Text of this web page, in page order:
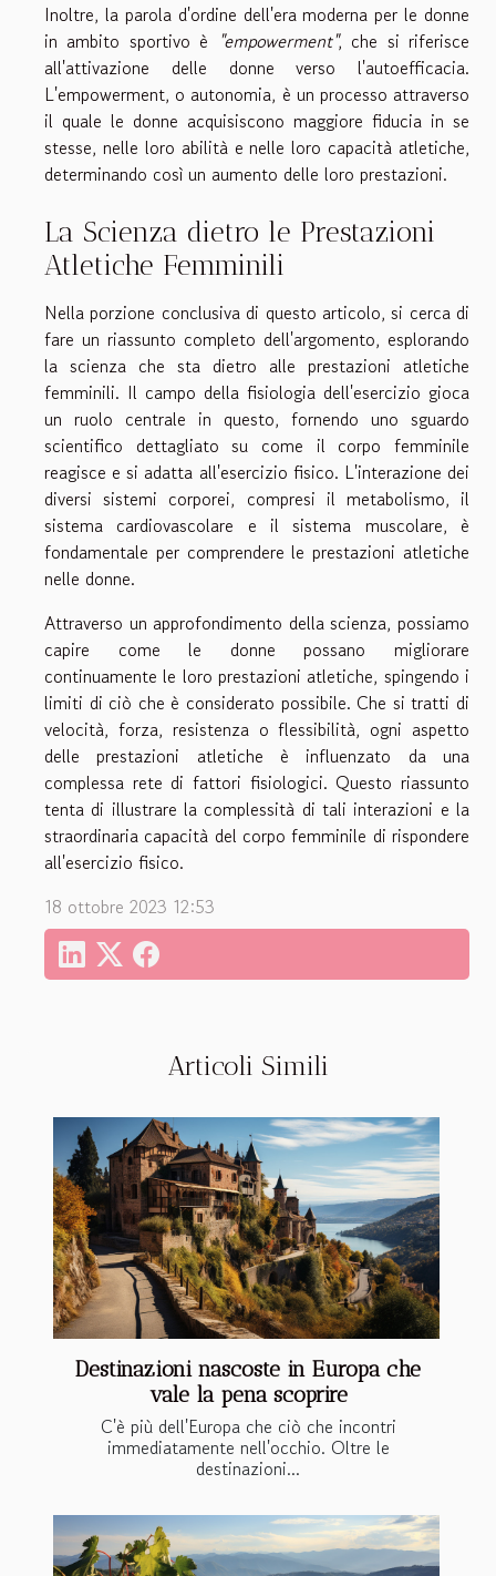
Articoli Simili
Destinazioni nascoste in Europa che
vale la pena scoprire
C'è più dell'Europa che ciò che incontri
immediatamente nell'occhio. Oltre le
destinazioni...
Inoltre, la parola d'ordine dell'era moderna per le donne
in ambito sportivo è "empowerment", che si riferisce
all'attivazione delle donne verso l'autoefficacia.
L'empowerment, o autonomia, è un processo attraverso
il quale le donne acquisiscono maggiore fiducia in se
stesse, nelle loro abilità e nelle loro capacità atletiche,
determinando così un aumento delle loro prestazioni.
La Scienza dietro le Prestazioni
Atletiche Femminili
Nella porzione conclusiva di questo articolo, si cerca di
fare un riassunto completo dell'argomento, esplorando
la scienza che sta dietro alle prestazioni atletiche
femminili. Il campo della fisiologia dell'esercizio gioca
un ruolo centrale in questo, fornendo uno sguardo
scientifico dettagliato su come il corpo femminile
reagisce e si adatta all'esercizio fisico. L'interazione dei
diversi sistemi corporei, compresi il metabolismo, il
sistema cardiovascolare e il sistema muscolare, è
fondamentale per comprendere le prestazioni atletiche
nelle donne.
Attraverso un approfondimento della scienza, possiamo
capire come le donne possano migliorare
continuamente le loro prestazioni atletiche, spingendo i
limiti di ciò che è considerato possibile. Che si tratti di
velocità, forza, resistenza o flessibilità, ogni aspetto
delle prestazioni atletiche è influenzato da una
complessa rete di fattori fisiologici. Questo riassunto
tenta di illustrare la complessità di tali interazioni e la
straordinaria capacità del corpo femminile di rispondere
all'esercizio fisico.
18 ottobre 2023 12:53